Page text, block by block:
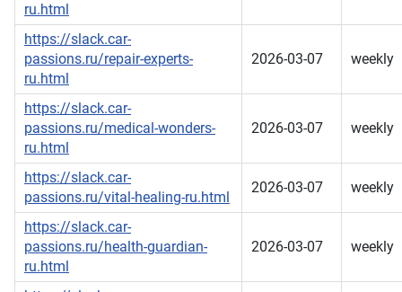
ru.html
https://slack.car-
passions.ru/repair-experts-
ru.html
2026-03-07 weekly
https://slack.car-
passions.ru/medical-wonders-
ru.html
2026-03-07 weekly
https://slack.car-
passions.ru/vital-healing-ru.html
2026-03-07 weekly
https://slack.car-
passions.ru/health-guardian-
ru.html
2026-03-07 weekly